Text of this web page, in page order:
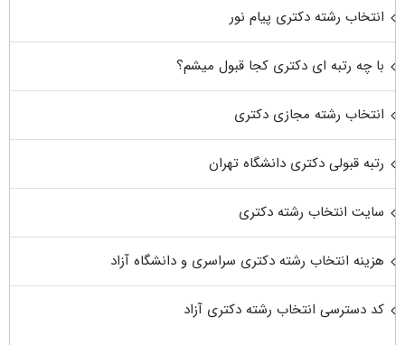
انتخاب رشته دکتری پیام نور
با چه رتبه ای دکتری کجا قبول میشم؟
انتخاب رشته مجازی دکتری
رتبه قبولی دکتری دانشگاه تهران
سایت انتخاب رشته دکتری
هزینه انتخاب رشته دکتری سراسری و دانشگاه آزاد
کد دسترسی انتخاب رشته دکتری آزاد